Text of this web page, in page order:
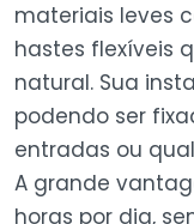
materiais leves
hastes flexíveis
natural. Sua
podendo ser
entradas ou
A grande
horas por dia,